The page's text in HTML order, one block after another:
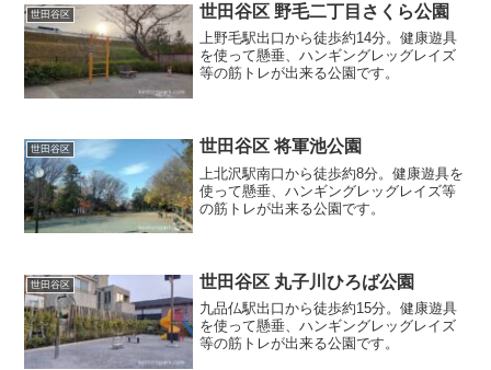
世田谷区 世田谷区 野毛二丁目さくら公園
上野毛駅出口から徒歩約14分。健康遊具
を使って懸垂、ハンギングレッグレイズ
等の筋トレが出来る公園です。
世田谷区 世田谷区 将軍池公園
上北沢駅南口から徒歩約8分。健康遊具を
使って懸垂、ハンギングレッグレイズ等
の筋トレが出来る公園です。
世田谷区 世田谷区 丸子川ひろば公園
九品仏駅出口から徒歩約15分。健康遊具
を使って懸垂、ハンギングレッグレイズ
等の筋トレが出来る公園です。